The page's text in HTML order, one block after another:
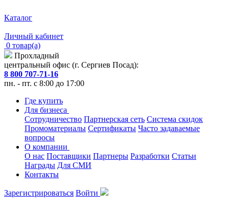
Каталог
Личный кабинет
0 товар(а)
Прохладный
центральный офис (г. Сергиев Посад):
8 800 707-71-16
пн. - пт. с 8:00 до 17:00
Где купить
Для бизнеса
Сотрудничество Партнерская сеть Система скидок
Промоматериалы Сертификаты Часто задаваемые
вопросы
О компании
О нас Поставщики Партнеры Разработки Статьи
Награды Для СМИ
Контакты
Зарегистрироваться Войти